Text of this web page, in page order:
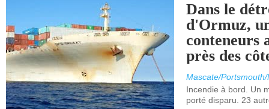
Dans le
d'Ormuz,
conteneurs
près des
Mascate/
Incendie à bord. Un
porté disparu. 23